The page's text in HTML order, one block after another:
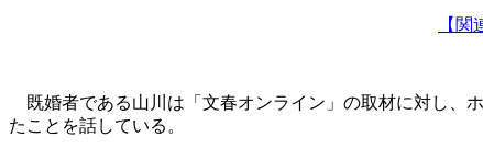
【
既婚者である山川は「文春オンライン」の取材に対し、
たことを話している。